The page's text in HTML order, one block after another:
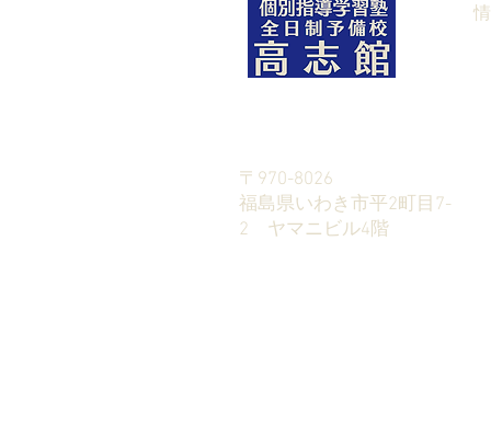
〒970-8026
​福島県いわき市平2町目7-
2 ヤマニビル4階